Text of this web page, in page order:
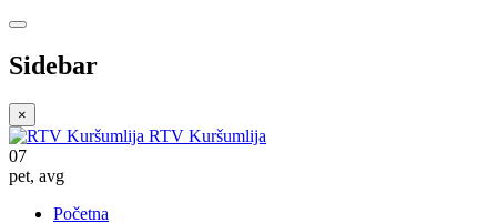
Sidebar
×
RTV Kuršumlija
07
pet, avg
Početna